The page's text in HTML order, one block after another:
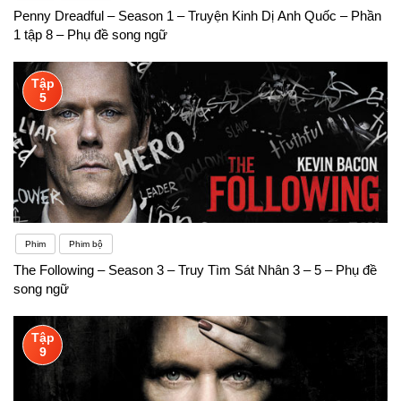
Penny Dreadful – Season 1 – Truyện Kinh Dị Anh Quốc – Phần
1 tập 8 – Phụ đề song ngữ
Tập
5
Phim Phim bộ
The Following – Season 3 – Truy Tìm Sát Nhân 3 – 5 – Phụ đề
song ngữ
Tập
9